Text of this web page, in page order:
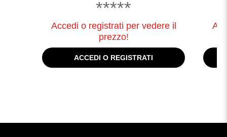
*****
Accedi o registrati per vedere il
prezzo!
ACCEDI O REGISTRATI